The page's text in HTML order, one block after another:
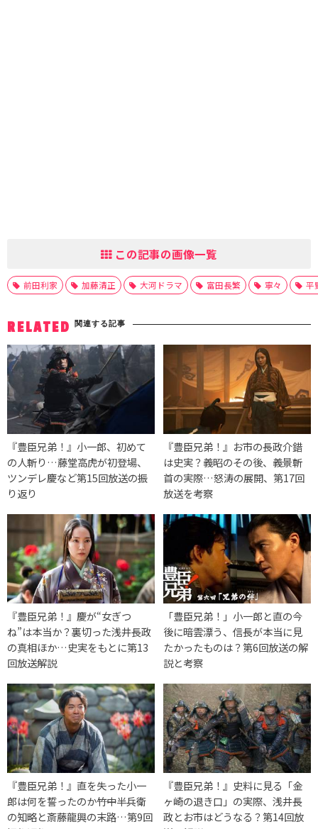
この記事の画像一覧
前田利家 加藤清正 大河ドラマ 富田長繁 寧々 平
RELATED 関連する記事
『豊臣兄弟！』小一郎、初めて
の人斬り…藤堂高虎が初登場、
ツンデレ慶など第15回放送の振
り返り
『豊臣兄弟！』お市の長政介錯
は史実？義昭のその後、義景斬
首の実際…怒涛の展開、第17回
放送を考察
『豊臣兄弟！』慶が“女ぎつ
ね”は本当か？裏切った浅井長政
の真相ほか…史実をもとに第13
回放送解説
「豊臣兄弟！」小一郎と直の今
後に暗雲漂う、信長が本当に見
たかったものは？第6回放送の解
説と考察
『豊臣兄弟！』直を失った小一
郎は何を誓ったのか――竹中半兵衛
の知略と斎藤龍興の末路…第9回
『豊臣兄弟！』史料に見る「金
ヶ崎の退き口」の実際、浅井長
政とお市はどうなる？第14回放